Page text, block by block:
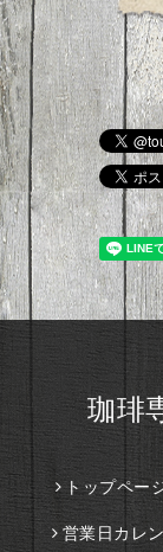
珈琲
トップペー
営業日カレ